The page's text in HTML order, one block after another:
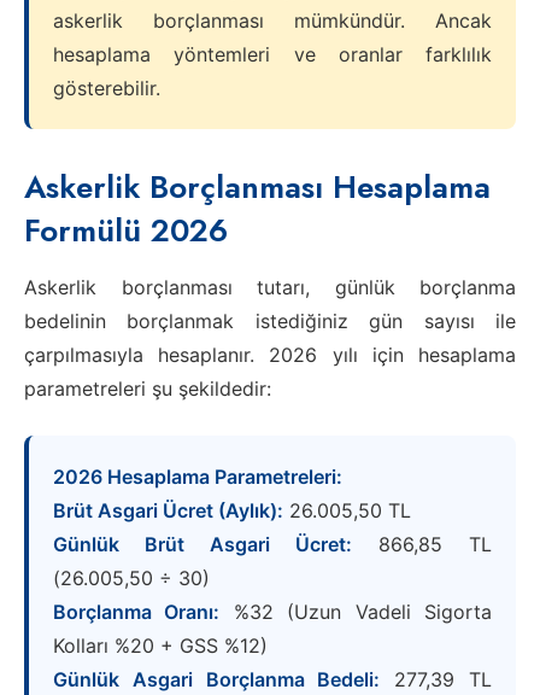
askerlik borçlanması mümkündür. Ancak
hesaplama yöntemleri ve oranlar farklılık
gösterebilir.
Askerlik Borçlanması Hesaplama
Formülü 2026
Askerlik borçlanması tutarı, günlük borçlanma
bedelinin borçlanmak istediğiniz gün sayısı ile
çarpılmasıyla hesaplanır. 2026 yılı için hesaplama
parametreleri şu şekildedir:
2026 Hesaplama Parametreleri:
Brüt Asgari Ücret (Aylık): 26.005,50 TL
Günlük Brüt Asgari Ücret: 866,85 TL
(26.005,50 ÷ 30)
Borçlanma Oranı: %32 (Uzun Vadeli Sigorta
Kolları %20 + GSS %12)
Günlük Asgari Borçlanma Bedeli: 277,39 TL